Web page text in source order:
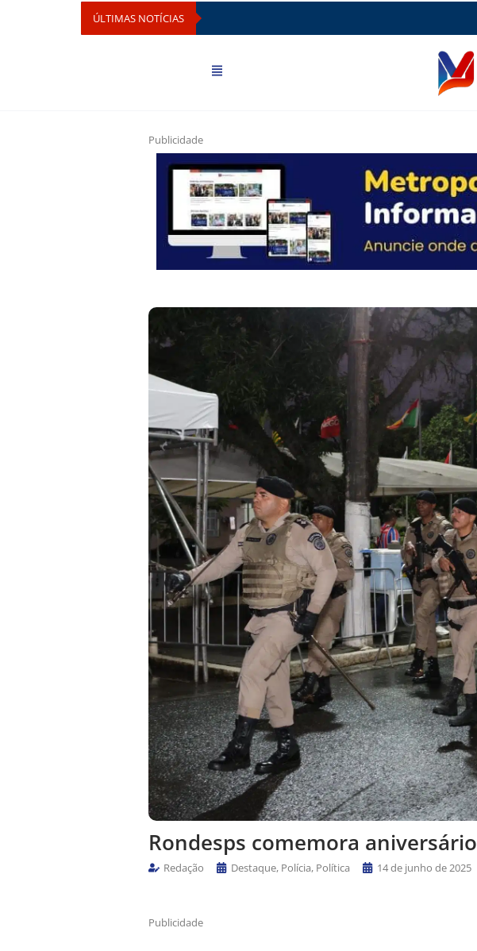
ÚLTIMAS NOTÍCIAS
Publicidade
Rondesps comemora aniversário
Redação Destaque, Polícia, Política 14 de junho de 2025
Publicidade